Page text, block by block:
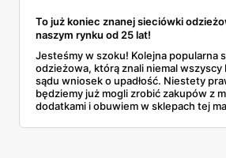
To już koniec znanej sieciówki
naszym rynku od 25 lat!
Jesteśmy w szoku! Kolejna popularna
odzieżowa, którą znali niemal wszyscy
sądu wniosek o upadłość. Niestety
będziemy już mogli zrobić zakupów z
dodatkami i obuwiem w sklepach tej
świetności?